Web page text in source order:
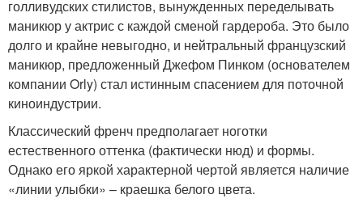
голливудских стилистов, вынужденных переделывать
маникюр у актрис с каждой сменой гардероба. Это было
долго и крайне невыгодно, и нейтральный французский
маникюр, предложенный Джефом Пинком (основателем
компании Orly) стал истинным спасением для поточной
киноиндустрии.
Классический френч предполагает ноготки
естественного оттенка (фактически нюд) и формы.
Однако его яркой характерной чертой является наличие
«линии улыбки» – краешка белого цвета.